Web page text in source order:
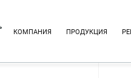
КОМПАНИЯ ПРОДУКЦИЯ